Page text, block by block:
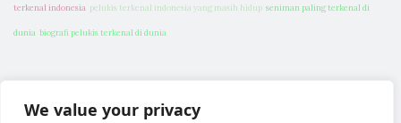
We value your privacy
terkenal indonesia pelukis terkenal indonesia yang masih hidup seniman paling terkenal di
dunia biografi pelukis terkenal di dunia